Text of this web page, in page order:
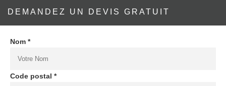
DEMANDEZ UN DEVIS GRATUIT
Nom *
Code postal *